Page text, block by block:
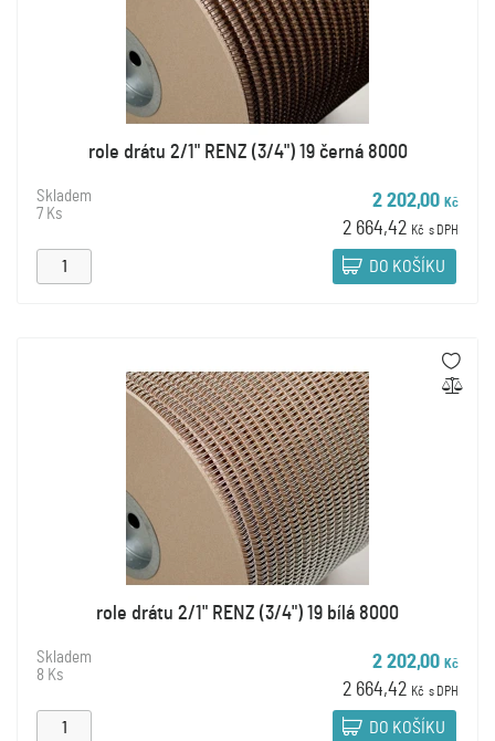
role drátu 2/1" RENZ (3/4") 19 černá 8000
Skladem
7 Ks
2 202,00 Kč
2 664,42 Kč s DPH
DO KOŠÍKU
role drátu 2/1" RENZ (3/4") 19 bílá 8000
Skladem
8 Ks
2 202,00 Kč
2 664,42 Kč s DPH
DO KOŠÍKU